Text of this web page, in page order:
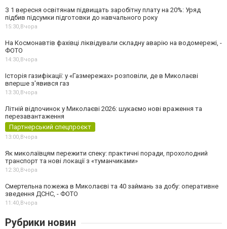
З 1 вересня освітянам підвищать заробітну плату на 20%: Уряд
підбив підсумки підготовки до навчального року
15:30, Вчора
На Космонавтів фахівці ліквідували складну аварію на водомережі, -
ФОТО
14:30, Вчора
Історія газифікації: у «Газмережах» розповіли, де в Миколаєві
вперше з'явився газ
13:30, Вчора
Літній відпочинок у Миколаєві 2026: шукаємо нові враження та
перезавантаження
Партнерський спецпроєкт
13:00, Вчора
Як миколаївцям пережити спеку: практичні поради, прохолодний
транспорт та нові локації з «туманчиками»
12:30, Вчора
Смертельна пожежа в Миколаєві та 40 займань за добу: оперативне
зведення ДСНС, - ФОТО
11:40, Вчора
Рубрики новин